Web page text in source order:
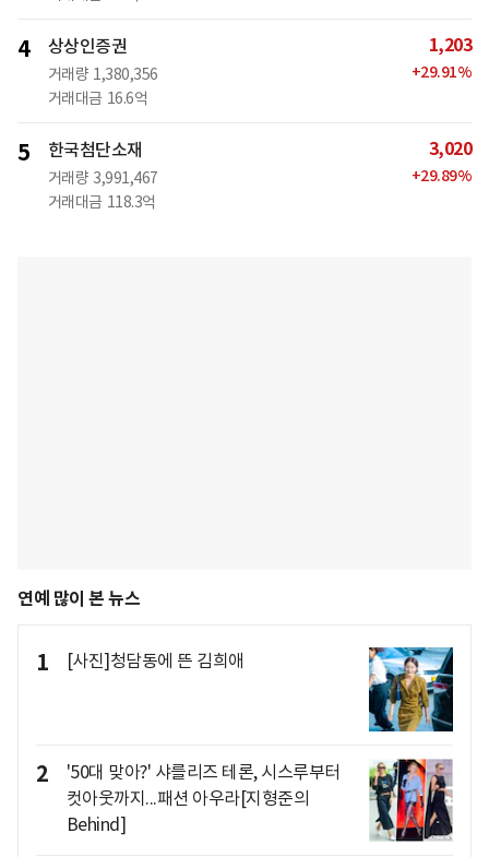
4 상상인증권
거래량 1,380,356
거래대금 16.6억
1,203
+29.91%
5 한국첨단소재
거래량 3,991,467
거래대금 118.3억
3,020
+29.89%
연예 많이 본 뉴스
1 [사진]청담동에 뜬 김희애
2
'50대 맞아?' 샤를리즈 테론, 시스루부터
컷아웃까지...패션 아우라[지형준의
Behind]